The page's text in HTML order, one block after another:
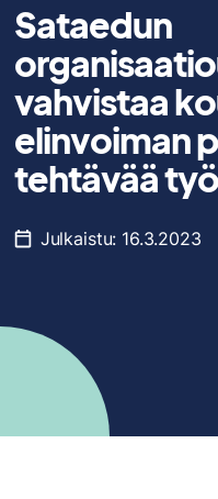
Sataedun
vahvistaa
elinvoiman
tehtävää
Julkaistu: 16.3.2023